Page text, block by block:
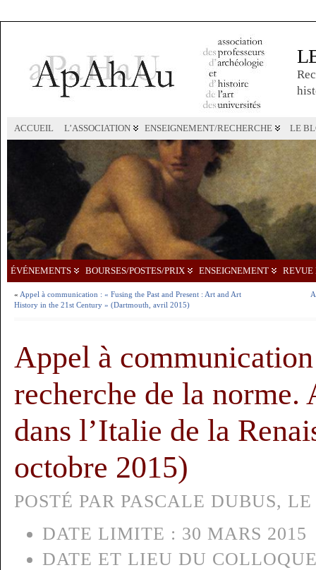
ACCUEIL L’ASSOCIATION ENSEIGNEMENT/RECHERCHE LE
ÉVÉNEMENTS BOURSES/POSTES/PRIX ENSEIGNEMENT REVUE
« Appel à communication : « Fusing the Past and Present : Art and Art
History in the 21st Century » (Dartmouth, avril 2015)
Appel à
recherche de la norme.
dans l’Italie de la
octobre 2015)
POSTÉ PAR PASCALE DUBUS,
DATE LIMITE : 30 MARS 2015
DATE ET LIEU DU